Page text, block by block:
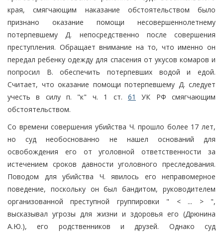
края, смягчающим наказание обстоятельством было
признано оказание помощи несовершеннолетнему
потерпевшему Д. непосредственно после совершения
преступления. Обращает внимание на то, что именно он
передал ребенку одежду для спасения от укусов комаров и
попросил В. обеспечить потерпевших водой и едой.
Считает, что оказание помощи потерпевшему Д. следует
учесть в силу п. "к" ч. 1 ст. 61
УК РФ смягчающим
обстоятельством.
Со времени совершения убийства Ч. прошло более 17 лет,
но суд необоснованно не нашел оснований для
освобождения его от уголовной ответственности за
истечением сроков давности уголовного преследования.
Поводом для убийства Ч. явилось его неправомерное
поведение, поскольку он был бандитом, руководителем
организованной преступной группировки " < ... > ",
высказывал угрозы для жизни и здоровья его (Дрюнина
А.Ю.), его родственников и друзей. Однако суд